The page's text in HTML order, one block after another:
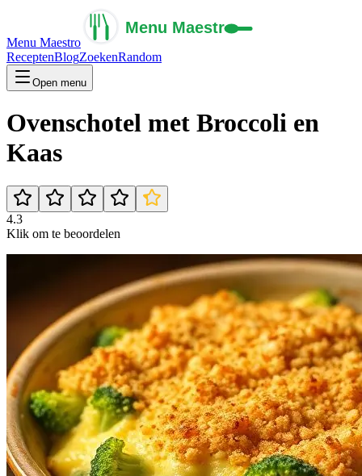
Menu Maestro
ReceptenBlogZoekenRandom
Open menu
Ovenschotel met Broccoli en
Kaas
4.3
Klik om te beoordelen